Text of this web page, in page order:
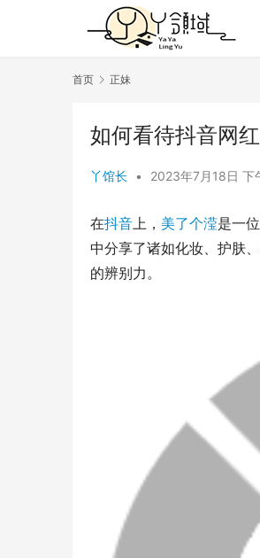
首页 正妹
如何看待抖音网
丫馆长 • 2023年7月18日 下
在抖音上， 美了个滢是一
中分享了诸如化妆、护肤
的辨别力。